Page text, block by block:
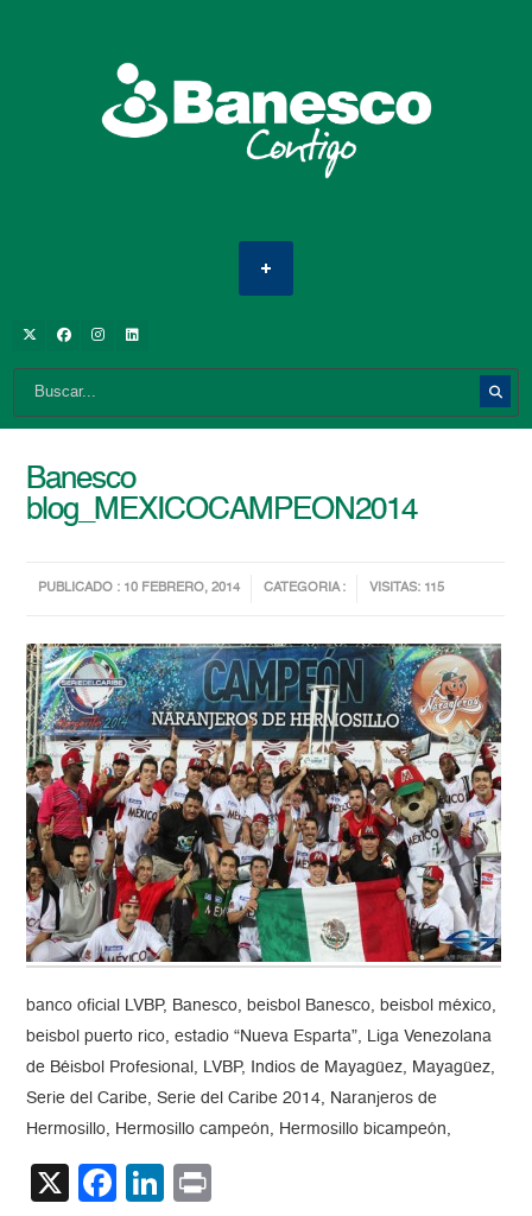
Banesco
blog_MEXICOCAMPEON2014
PUBLICADO : 10 FEBRERO, 2014 CATEGORIA : VISITAS: 115
banco oficial LVBP, Banesco, beisbol Banesco, beisbol méxico,
beisbol puerto rico, estadio “Nueva Esparta”, Liga Venezolana
de Béisbol Profesional, LVBP, Indios de Mayagüez, Mayagüez,
Serie del Caribe, Serie del Caribe 2014, Naranjeros de
Hermosillo, Hermosillo campeón, Hermosillo bicampeón,
X Facebook
LinkedIn